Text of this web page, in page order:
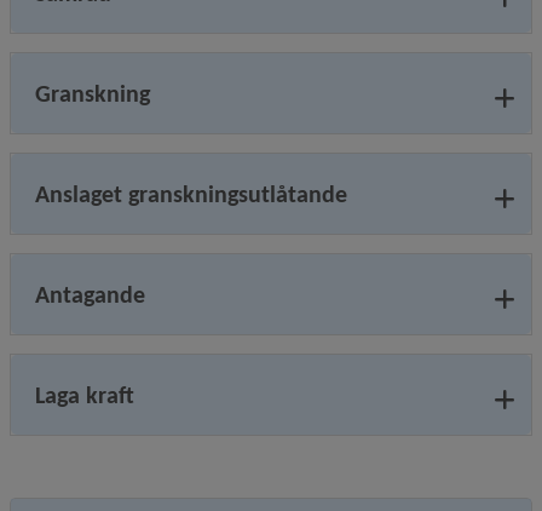
Granskning
Anslaget granskningsutlåtande
Antagande
Laga kraft